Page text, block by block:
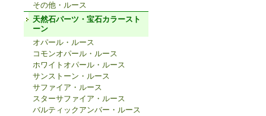
その他・ルース
天然石パーツ・宝石カラースト
ーン
オパール・ルース
コモンオパール・ルース
ホワイトオパール・ルース
サンストーン・ルース
サファイア・ルース
スターサファイア・ルース
バルティックアンバー・ルース